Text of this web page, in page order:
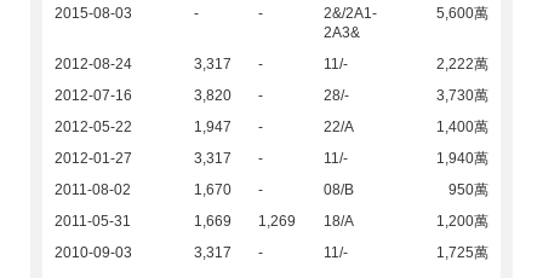
2015-08-03
- -
2&/2A1-
2A3&
5,600萬
2012-08-24 3,317 - 11/-
2,222萬
2012-07-16
3,820 - 28/-
3,730萬
2012-05-22
1,947 - 22/A
1,400萬
2012-01-27
3,317 - 11/-
1,940萬
2011-08-02
1,670 - 08/B
950萬
2011-05-31
1,669 1,269 18/A
1,200萬
2010-09-03
3,317 - 11/- 1,725萬